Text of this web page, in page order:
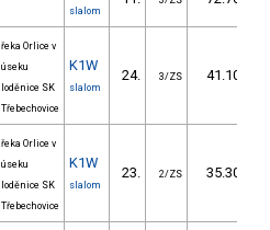
slalom
řeka Orlice v
úseku
loděnice SK
Třebechovice
K1W
slalom
24. 3/ZS 41.10
řeka Orlice v
úseku
loděnice SK
Třebechovice
K1W
slalom
23. 2/ZS 35.30